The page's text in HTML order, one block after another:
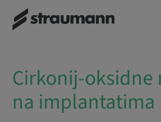
Cirkonij-oksidne restauracije na
implantatima
Cirkonij-oksidne
na implantatima